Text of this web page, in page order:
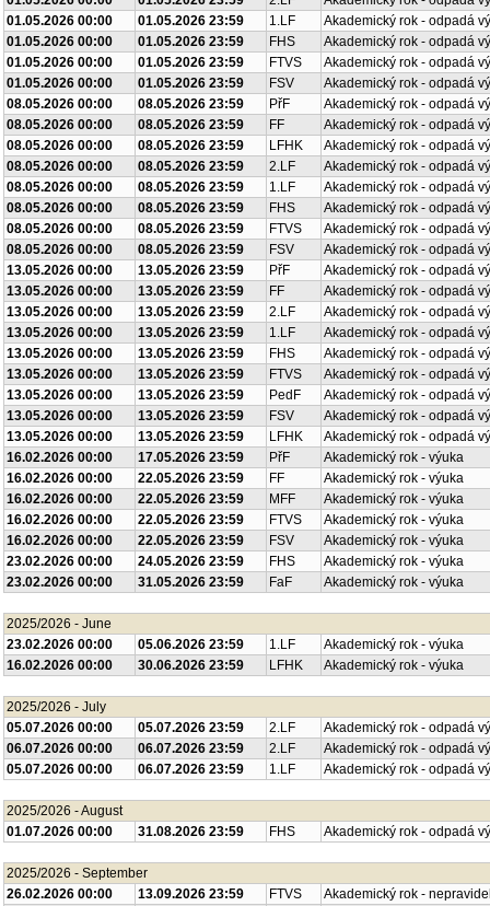
01.05.2026 00:00
01.05.2026 23:59 1.LF
Akademický rok - odpadá
01.05.2026 00:00
01.05.2026 23:59 FHS
Akademický rok - odpadá
01.05.2026 00:00
01.05.2026 23:59 FTVS
Akademický rok - odpadá
01.05.2026 00:00
01.05.2026 23:59 FSV
Akademický rok - odpadá
08.05.2026 00:00
08.05.2026 23:59 PřF
Akademický rok - odpadá
08.05.2026 00:00
08.05.2026 23:59 FF
Akademický rok - odpadá
08.05.2026 00:00
08.05.2026 23:59 LFHK
Akademický rok - odpadá
08.05.2026 00:00
08.05.2026 23:59 2.LF
Akademický rok - odpadá
08.05.2026 00:00
08.05.2026 23:59 1.LF
Akademický rok - odpadá
08.05.2026 00:00
08.05.2026 23:59 FHS
Akademický rok - odpadá
08.05.2026 00:00
08.05.2026 23:59 FTVS
Akademický rok - odpadá
08.05.2026 00:00
08.05.2026 23:59 FSV
Akademický rok - odpadá
13.05.2026 00:00
13.05.2026 23:59 PřF
Akademický rok - odpadá
13.05.2026 00:00
13.05.2026 23:59 FF
Akademický rok - odpadá
13.05.2026 00:00
13.05.2026 23:59 2.LF
Akademický rok - odpadá
13.05.2026 00:00
13.05.2026 23:59 1.LF
Akademický rok - odpadá
13.05.2026 00:00
13.05.2026 23:59 FHS
Akademický rok - odpadá
13.05.2026 00:00
13.05.2026 23:59 FTVS
Akademický rok - odpadá
13.05.2026 00:00
13.05.2026 23:59 PedF
Akademický rok - odpadá
13.05.2026 00:00
13.05.2026 23:59 FSV
Akademický rok - odpadá
13.05.2026 00:00
13.05.2026 23:59 LFHK
Akademický rok - odpadá
16.02.2026 00:00
17.05.2026 23:59 PřF
Akademický rok - výuka
16.02.2026 00:00
22.05.2026 23:59 FF
Akademický rok - výuka
16.02.2026 00:00
22.05.2026 23:59 MFF
Akademický rok - výuka
16.02.2026 00:00
22.05.2026 23:59 FTVS
Akademický rok - výuka
16.02.2026 00:00
22.05.2026 23:59 FSV
Akademický rok - výuka
23.02.2026 00:00
24.05.2026 23:59 FHS
Akademický rok - výuka
23.02.2026 00:00
31.05.2026 23:59 FaF Akademický rok - výuka
2025/2026 - June
23.02.2026 00:00
05.06.2026 23:59 1.LF
Akademický rok - výuka
16.02.2026 00:00
30.06.2026 23:59 LFHK Akademický rok - výuka
2025/2026 - July
05.07.2026 00:00
05.07.2026 23:59 2.LF
Akademický rok - odpadá
06.07.2026 00:00
06.07.2026 23:59 2.LF
Akademický rok - odpadá
05.07.2026 00:00
06.07.2026 23:59 1.LF Akademický rok - odpadá
2025/2026 - August
01.07.2026 00:00
31.08.2026 23:59 FHS Akademický rok - odpadá
2025/2026 - September
26.02.2026 00:00
13.09.2026 23:59 FTVS Akademický rok -